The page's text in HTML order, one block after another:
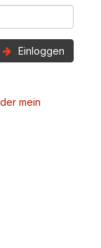
Einloggen
mein